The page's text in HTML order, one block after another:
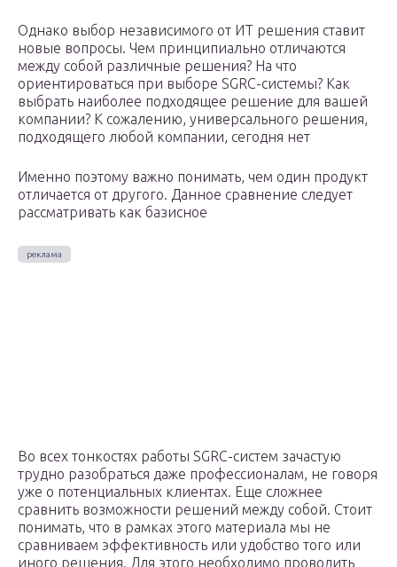
Однако выбор независимого от ИТ решения ставит
новые вопросы. Чем принципиально отличаются
между собой различные решения? На что
ориентироваться при выборе SGRC-системы? Как
выбрать наиболее подходящее решение для вашей
компании? К сожалению, универсального решения,
подходящего любой компании, сегодня нет
Именно поэтому важно понимать, чем один продукт
отличается от другого. Данное сравнение следует
рассматривать как базисное
Во всех тонкостях работы SGRC-систем зачастую
трудно разобраться даже профессионалам, не говоря
уже о потенциальных клиентах. Еще сложнее
сравнить возможности решений между собой. Стоит
понимать, что в рамках этого материала мы не
сравниваем эффективность или удобство того или
иного решения. Для этого необходимо проводить